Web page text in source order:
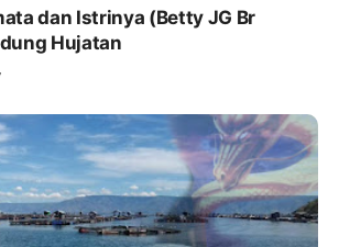
dan Istrinya (Betty JG Br
Hujatan